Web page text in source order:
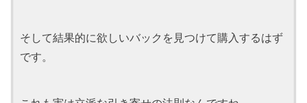
そして結果的に欲しいバックを見つけて購入するはず
です。